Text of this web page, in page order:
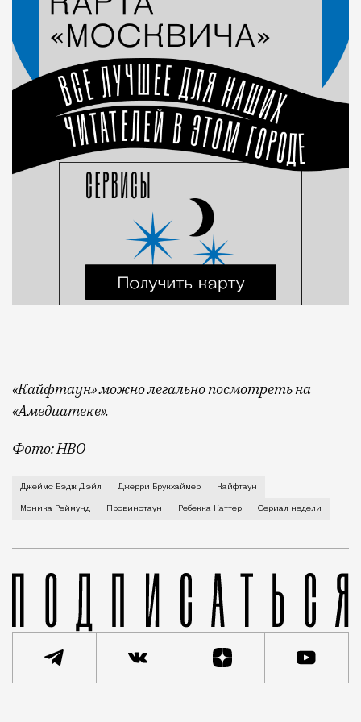
«Кайфтаун» можно легально посмотреть на
«Амедиатеке».
Фото: HBO
Городок Провинстаун расположен рядом с бухтой
Джеймс Бэдж Дэйл Джерри Брукхаймер Кайфтаун
Моника Реймунд Провинстаун Ребекка Каттер Сериал недели